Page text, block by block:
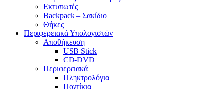
Εκτυπωτές
Backpack – Σακίδιο
Θήκες
Περιφερειακά Υπολογιστών
Αποθήκευση
USB Stick
CD-DVD
Περιφερειακά
Πληκτρολόγια
Ποντίκια